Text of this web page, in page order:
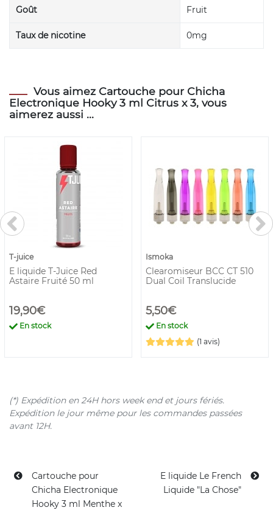
Goût Fruit
Taux de nicotine 0mg
Vous aimez Cartouche pour Chicha
Electronique Hooky 3 ml Citrus x 3, vous
aimerez aussi ...
T-juice
E liquide T-Juice Red
Astaire Fruité 50 ml
19,90€
En stock
Ismoka
Clearomiseur BCC CT 510
Dual Coil Translucide
5,50€
En stock
(1 avis)
(*) Expédition en 24H hors week end et jours fériés.
Expédition le jour même pour les commandes passées
avant 12H.
Cartouche pour
Chicha Electronique
Hooky 3 ml Menthe x
E liquide Le French
Liquide "La Chose"